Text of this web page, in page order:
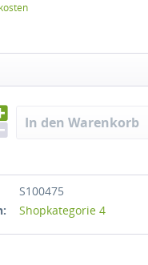
In den Warenkorb
S100475
Shopkategorie 4